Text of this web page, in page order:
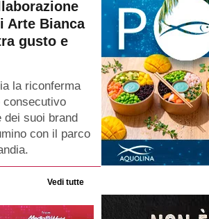
Arte Bianca
gusto e
la riconferma
consecutivo
dei suoi brand
con il parco
Vedi tutte